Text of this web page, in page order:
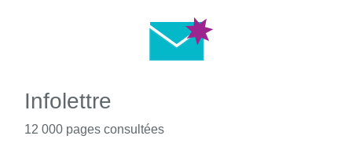
Infolettre
12 000 pages consultées